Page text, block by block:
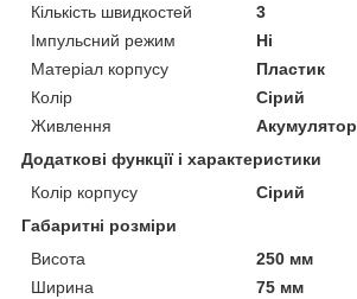
Кількість швидкостей
3
Імпульсний режим
Ні
Матеріал корпусу
Пластик
Колір
Сірий
Живлення
Акумулятор
Додаткові функції і характеристики
Колір корпусу
Сірий
Габаритні розміри
Висота
250 мм
Ширина
75 мм